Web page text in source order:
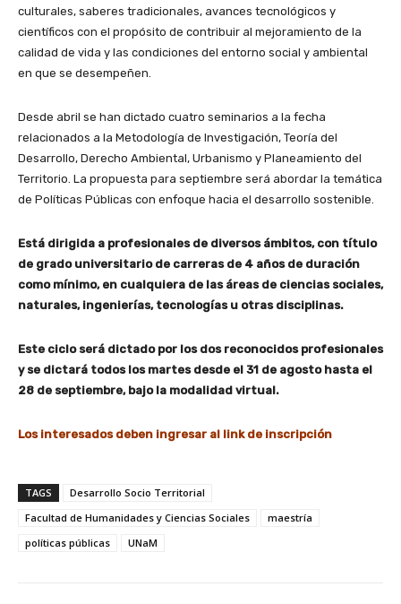
culturales, saberes tradicionales, avances tecnológicos y
científicos con el propósito de contribuir al mejoramiento de la
calidad de vida y las condiciones del entorno social y ambiental
en que se desempeñen.
Desde abril se han dictado cuatro seminarios a la fecha
relacionados a la Metodología de Investigación, Teoría del
Desarrollo, Derecho Ambiental, Urbanismo y Planeamiento del
Territorio. La propuesta para septiembre será abordar la temática
de Políticas Públicas con enfoque hacia el desarrollo sostenible.
Está dirigida a profesionales de diversos ámbitos, con título
de grado universitario de carreras de 4 años de duración
como mínimo, en cualquiera de las áreas de ciencias sociales,
naturales, ingenierías, tecnologías u otras disciplinas.
Este ciclo será dictado por los dos reconocidos profesionales
y se dictará todos los martes desde el 31 de agosto hasta el
28 de septiembre, bajo la modalidad virtual.
Los interesados deben ingresar al link de inscripción
TAGS
Desarrollo Socio Territorial
Facultad de Humanidades y Ciencias Sociales
maestría
políticas públicas
UNaM